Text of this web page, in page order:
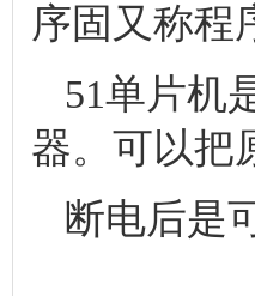
序固又称程
51单片机
器。可以把
断电后是